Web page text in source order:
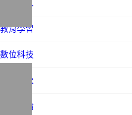
才子佳人
教育學習
數位科技
文藝春秋
時事評論